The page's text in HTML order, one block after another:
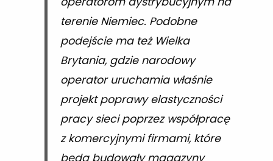
terenie Niemiec. Podobne
podejście ma też Wielka
Brytania, gdzie narodowy
operator uruchamia właśnie
projekt poprawy elastyczności
pracy sieci poprzez współpracę
z komercyjnymi firmami, które
będą budowały magazyny